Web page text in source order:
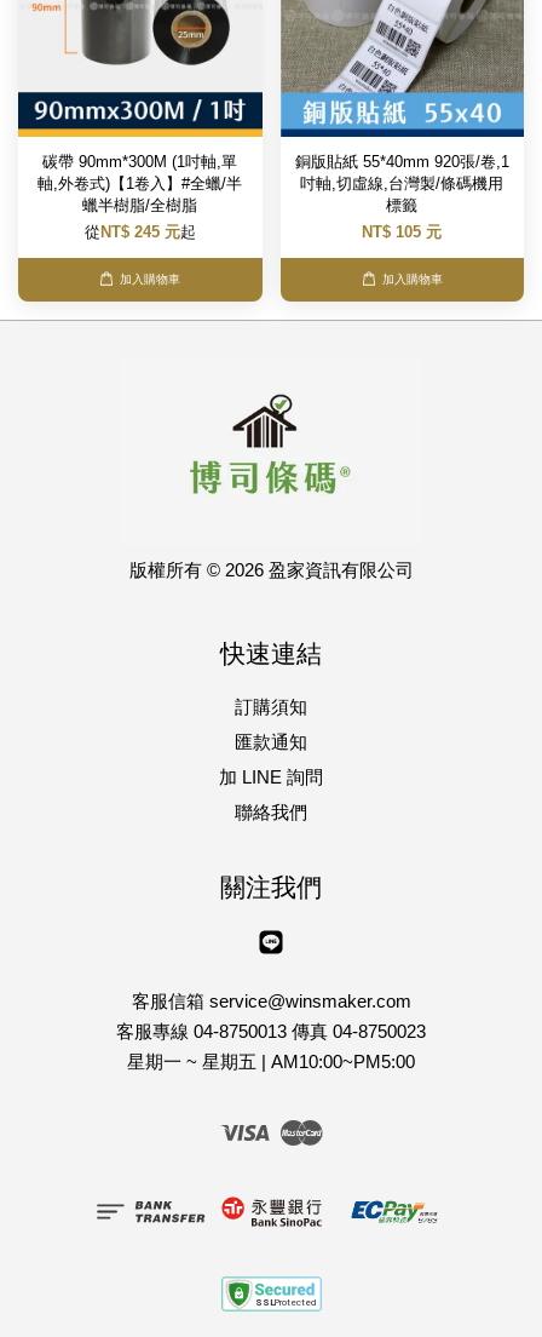
碳帶 90mm*300M (1吋軸,單
軸,外卷式)【1卷入】#全蠟/半
蠟半樹脂/全樹脂
從 NT$ 245 元起
加入購物車
銅版貼紙 55*40mm 920張/卷,1
吋軸,切虛線,台灣製/條碼機用
標籤
NT$ 105 元
加入購物車
版權所有 © 2026 盈家資訊有限公司
快速連結
訂購須知
匯款通知
加 LINE 詢問
聯絡我們
關注我們
客服信箱 service@winsmaker.com
客服專線 04-8750013 傳真 04-8750023
星期一 ~ 星期五 | AM10:00~PM5:00
Visa Master